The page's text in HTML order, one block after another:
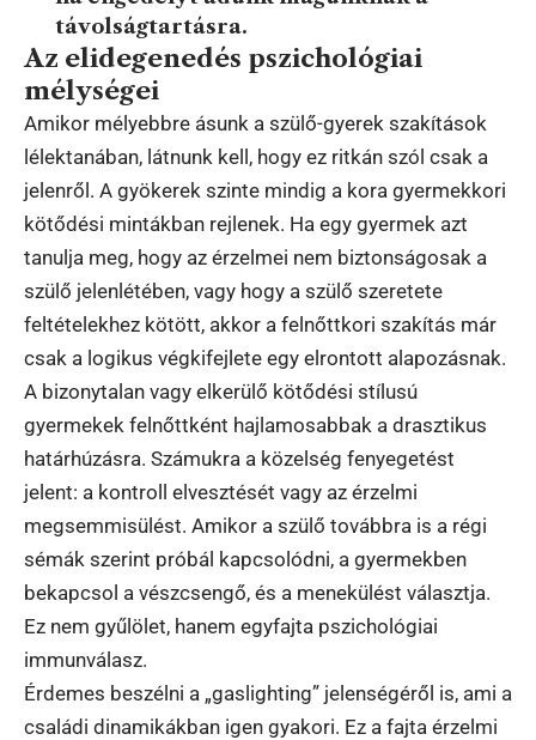
távolságtartásra.
Az elidegenedés pszichológiai
mélységei
Amikor mélyebbre ásunk a szülő-gyerek szakítások
lélektanában, látnunk kell, hogy ez ritkán szól csak a
jelenről. A gyökerek szinte mindig a kora gyermekkori
kötődési mintákban rejlenek. Ha egy gyermek azt
tanulja meg, hogy az érzelmei nem biztonságosak a
szülő jelenlétében, vagy hogy a szülő szeretete
feltételekhez kötött, akkor a felnőttkori szakítás már
csak a logikus végkifejlete egy elrontott alapozásnak.
A bizonytalan vagy elkerülő kötődési stílusú
gyermekek felnőttként hajlamosabbak a drasztikus
határhúzásra. Számukra a közelség fenyegetést
jelent: a kontroll elvesztését vagy az érzelmi
megsemmisülést. Amikor a szülő továbbra is a régi
sémák szerint próbál kapcsolódni, a gyermekben
bekapcsol a vészcsengő, és a menekülést választja.
Ez nem gyűlölet, hanem egyfajta pszichológiai
immunválasz.
Érdemes beszélni a „gaslighting” jelenségéről is, ami a
családi dinamikákban igen gyakori. Ez a fajta érzelmi